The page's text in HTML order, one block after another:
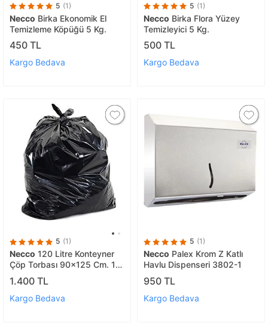
5 (1)
Necco Birka Ekonomik El
Temizleme Köpüğü 5 Kg.
450 TL
Kargo Bedava
5 (1)
Necco Birka Flora Yüzey
Temizleyici 5 Kg.
500 TL
Kargo Bedava
5 (1)
Necco 120 Litre Konteyner
Çöp Torbası 90x125 Cm. 15
Paket
1.400 TL
Kargo Bedava
5 (1)
Necco Palex Krom Z Katlı
Havlu Dispenseri 3802-1
950 TL
Kargo Bedava